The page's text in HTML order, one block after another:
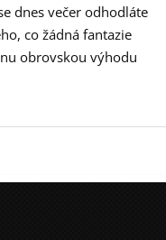
dnes večer odhodláte
co žádná fantazie
obrovskou výhodu